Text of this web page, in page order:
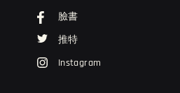
臉書
推特
Instagram